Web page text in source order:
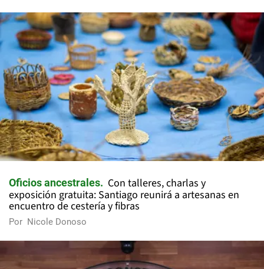
Oficios ancestrales
Con talleres, charlas y
exposición gratuita: Santiago reunirá a artesanas en
encuentro de cestería y fibras
Por Nicole Donoso